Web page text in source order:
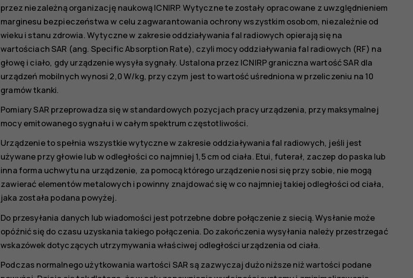
przez niezależną organizację naukową ICNIRP. Wytyczne te zostały opracowane z uwzględnieniem
marginesu bezpieczeństwa w celu zagwarantowania ochrony wszystkim osobom, niezależnie od
wieku i stanu zdrowia. Wytyczne w zakresie oddziaływania fal radiowych opierają się na
wartościach SAR (ang. Specific Absorption Rate), czyli mocy oddziaływania fal radiowych (RF) na
głowę i ciało, gdy urządzenie wysyła sygnały. Ustalona przez ICNIRP graniczna wartość SAR dla
urządzeń mobilnych wynosi 2,0 W/kg, przy czym jest to wartość uśredniona w przeliczeniu na 10
gramów tkanki.
Pomiary SAR przeprowadza się w standardowych pozycjach pracy urządzenia, przy maksymalnej
mocy emitowanego sygnału i w całym spektrum częstotliwości.
Urządzenie to spełnia wszystkie wytyczne w zakresie oddziaływania fal radiowych, jeśli jest
używane przy głowie lub w odległości co najmniej 1,5 cm od ciała. Etui, futerał, zaczep do paska lub
inna forma uchwytu na urządzenie, za pomocą którego urządzenie nosi się przy sobie, nie mogą
zawierać elementów metalowych i powinny znajdować się w co najmniej takiej odległości od ciała,
jaka została podana powyżej.
Do przesyłania danych lub wiadomości jest potrzebne dobre połączenie z siecią. Wysłanie może
opóźnić się do czasu uzyskania takiego połączenia. Do zakończenia wysyłania należy przestrzegać
wskazówek dotyczących utrzymywania właściwej odległości urządzenia od ciała.
Podczas normalnego użytkowania wartości SAR są zazwyczaj dużo niższe niż wartości podane